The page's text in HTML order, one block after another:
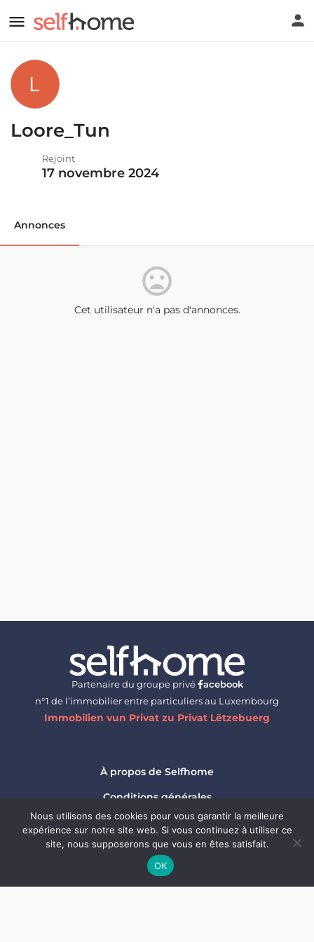
Loore_Tun
Rejoint
17 novembre 2024
Annonces
Cet utilisateur n'a pas d'annonces.
Partenaire du groupe privé
acebook
n°1 de l’immobilier entre particuliers au Luxembourg
Immobilien vun Privat zu Privat Lëtzebuerg
À propos de Selfhome
Conditions générales
Protection des données
Mentions légales
Contactez-nous
Nous utilisons des cookies pour vous garantir la meilleure
expérience sur notre site web. Si vous continuez à utiliser ce
site, nous supposerons que vous en êtes satisfait.
OK